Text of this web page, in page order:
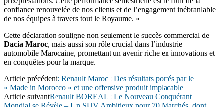
confiance renouvelée de nos clients et de l’engagement inébranlable
de nos équipes à travers tout le Royaume. »
Cette déclaration souligne non seulement le succès commercial de
Dacia Maroc, mais aussi son rôle crucial dans l’industrie
automobile Marocaine, promettant un avenir riche en innovations et
en conquêtes pour la marque.
Article précédent: Renault Maroc : Des résultats portés par le
« Made in Morocco » et une offensive produit implacable
Article suivantRenault BOREAL : Le Nouveau Conquérant
Mondial se Révèle – Un SUV Ambitieux pour 70 Marchés, dont